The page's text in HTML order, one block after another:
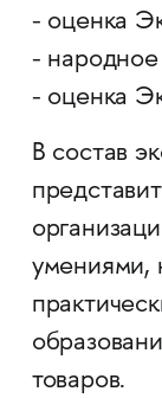
- оценка
- народное
- оценка
В состав
умениями,
товаров.